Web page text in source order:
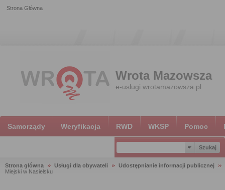
Strona Główna
Wrota Mazowsza
e-uslugi.wrotamazowsza.pl
Samorządy Weryfikacja RWD WKSP Pomoc
Strona główna Usługi dla obywateli
Udostępnianie informacji publicznej
Miejski w Nasielsku